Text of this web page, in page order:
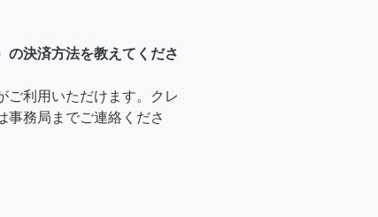
の決済方法を教えてくださ
ご利用いただけます。クレ
事務局までご連絡くださ